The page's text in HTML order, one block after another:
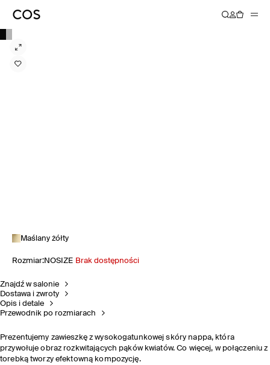
Maślany żółty
Rozmiar:NOSIZE Brak dostępności
Znajdź w salonie
Dostawa i zwroty
Opis i detale
Przewodnik po rozmiarach
Prezentujemy zawieszkę z wysokogatunkowej skóry nappa, która
przywołuje obraz rozkwitających pąków kwiatów. Co więcej, w połączeniu z
torebką tworzy efektowną kompozycję.